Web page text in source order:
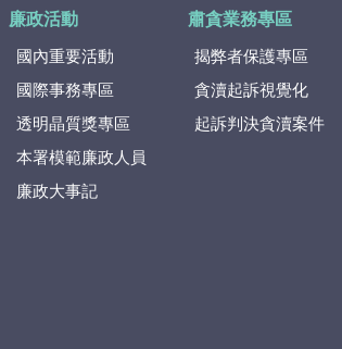
廉政活動
國內重要活動
國際事務專區
透明晶質獎專區
本署模範廉政人員
廉政大事記
肅貪業務專區
揭弊者保護專區
貪瀆起訴視覺化
起訴判決貪瀆案件